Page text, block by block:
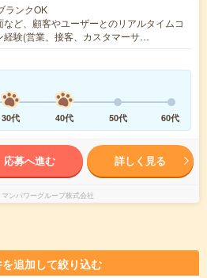
ランクOK
など、顧客やユーザーとのリアルタイムコ
経験(営業、接客、カスタマーサ…
30代 40代 50代 60代
応募へ進む 詳しく見る
マンパワーグループ株式会社
追加して絞り込む